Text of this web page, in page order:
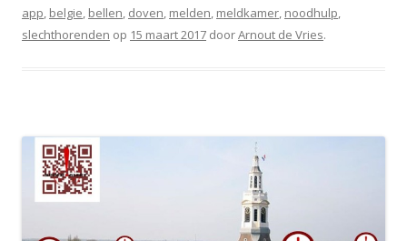
app, belgie, bellen, doven, melden, meldkamer, noodhulp,
slechthorenden op 15 maart 2017 doorArnout de Vries.